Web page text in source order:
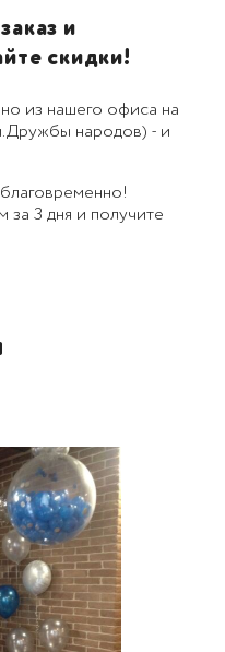
и
скидки!
из нашего офиса на
народов) - и
3 дня и получите